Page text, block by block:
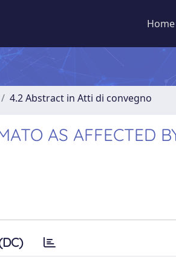
Home
4.2 Abstract in Atti di convegno
AS AFFECTED